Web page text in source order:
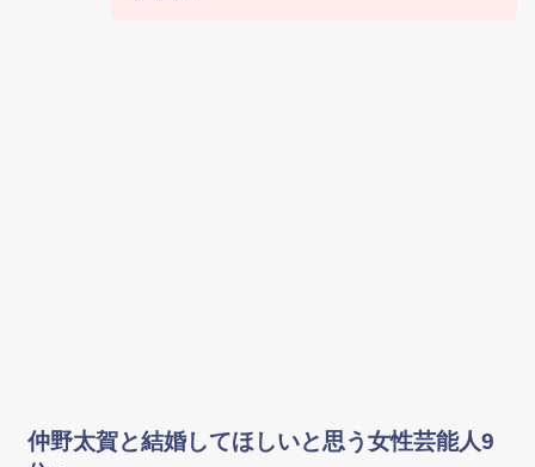
仲野太賀と結婚してほしいと思う女性芸能人9